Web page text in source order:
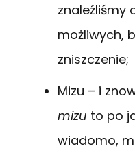
znaleźliśmy
możliwych,
zniszczenie;
Mizu – i
mizu to po
wiadomo,